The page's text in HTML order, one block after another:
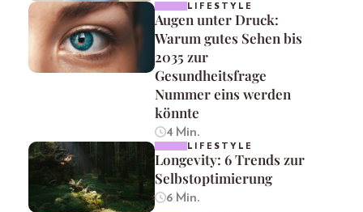
LIFESTYLE
Augen unter Druck:
Warum gutes Sehen bis
2035 zur
Gesundheitsfrage
Nummer eins werden
könnte
4 Min.
LIFESTYLE
Longevity: 6 Trends zur
Selbstoptimierung
6 Min.